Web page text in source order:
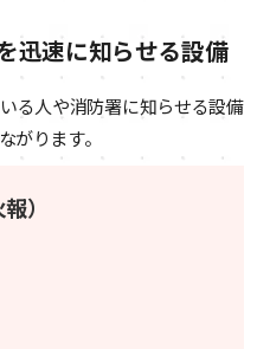
迅速に知らせる設備
る人や消防署に知らせる設備
がります。
）